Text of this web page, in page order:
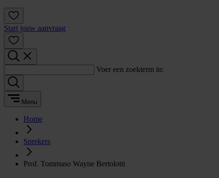
Start jouw aanvraag
Voer een zoekterm in:
Menu
Home
Sprekers
Prof. Tommaso Wayne Bertolotti